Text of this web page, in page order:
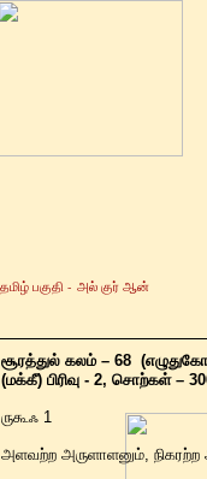
சூரத்துல் கலம் – 68
(மக்கீ) பிரிவு - 2, சொற்கள் –
ருகூஃ 1
அளவற்ற அருளாளனும்,
தமிழ் பகுதி - அல் குர் ஆன்